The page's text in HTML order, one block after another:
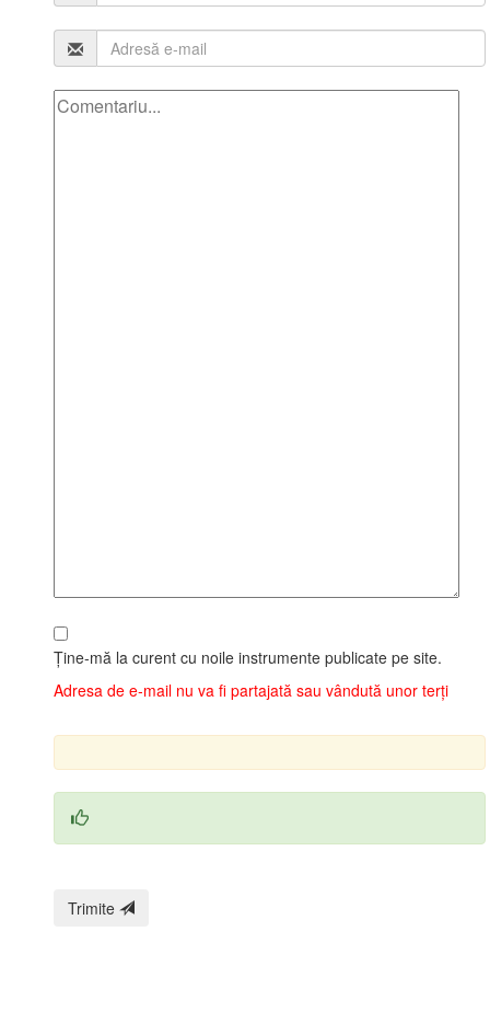
Ține‑mă la curent cu noile instrumente publicate pe site.
Adresa de e‑mail nu va fi partajată sau vândută unor terți
Trimite